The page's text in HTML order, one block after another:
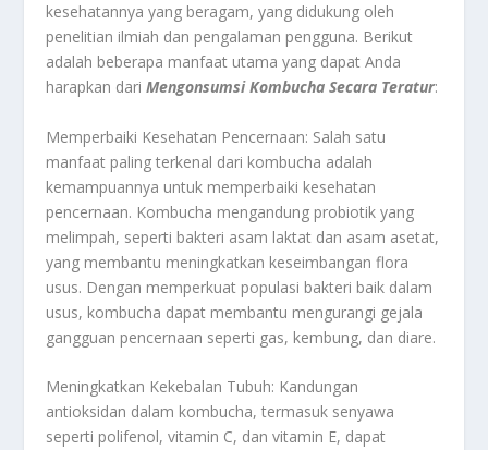
kesehatannya yang beragam, yang didukung oleh
penelitian ilmiah dan pengalaman pengguna. Berikut
adalah beberapa manfaat utama yang dapat Anda
harapkan dariMengonsumsi Kombucha Secara Teratur:
Memperbaiki Kesehatan Pencernaan: Salah satu
manfaat paling terkenal dari kombucha adalah
kemampuannya untuk memperbaiki kesehatan
pencernaan. Kombucha mengandung probiotik yang
melimpah, seperti bakteri asam laktat dan asam asetat,
yang membantu meningkatkan keseimbangan flora
usus. Dengan memperkuat populasi bakteri baik dalam
usus, kombucha dapat membantu mengurangi gejala
gangguan pencernaan seperti gas, kembung, dan diare.
Meningkatkan Kekebalan Tubuh: Kandungan
antioksidan dalam kombucha, termasuk senyawa
seperti polifenol, vitamin C, dan vitamin E, dapat